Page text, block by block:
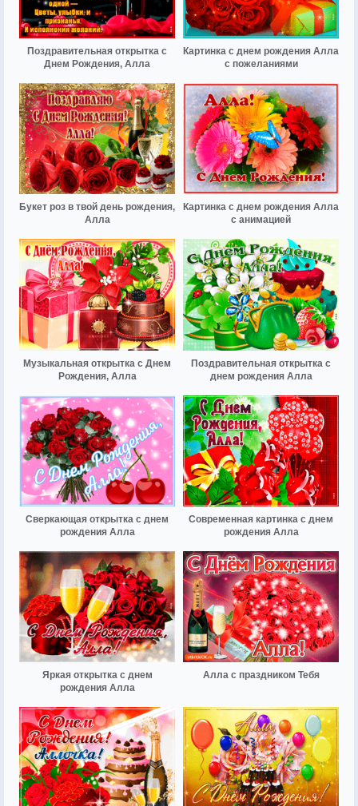
Поздравительная открытка с
Днем Рождения, Алла
Картинка с днем рождения Алла
с пожеланиями
Букет роз в твой день рождения,
Алла
Картинка с днем рождения Алла
с анимацией
Музыкальная открытка с Днем
Рождения, Алла
Поздравительная открытка с
днем рождения Алла
Сверкающая открытка с днем
рождения Алла
Современная картинка с днем
рождения Алла
Яркая открытка с днем
рождения Алла
Алла с праздником Тебя